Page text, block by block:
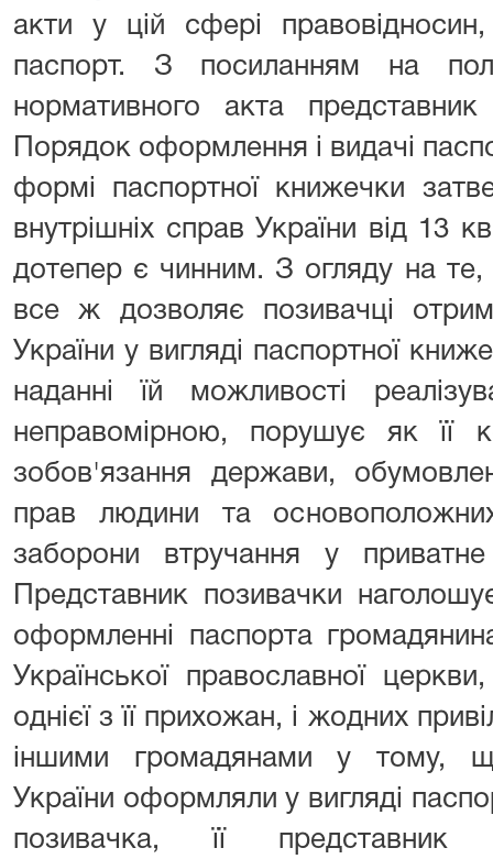
акти у цій сфері
паспорт. З посиланням на
нормативного акта
Порядок оформлення і видачі
формі паспортної книжечки
внутрішніх справ України від 13
дотепер є чинним. З огляду на
все ж дозволяє позивачці
України у вигляді паспортної
наданні їй можливості
неправомірною, порушує як її
зобов'язання держави,
прав людини та
заборони втручання у
Представник позивачки
оформленні паспорта
Української православної
однієї з її прихожан, і жодних
іншими громадянами у тому,
України оформляли у вигляді
позивачка, її